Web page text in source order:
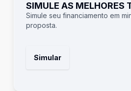
SIMULE AS MELHORES
Simule seu financiamento em
proposta.
Simular